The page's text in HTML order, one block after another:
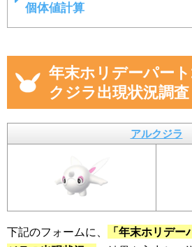
個体値計算
年末ホリデーパー
クジラ出現状況調査
アルクジラ
下記のフォームに、
「年末ホリデ